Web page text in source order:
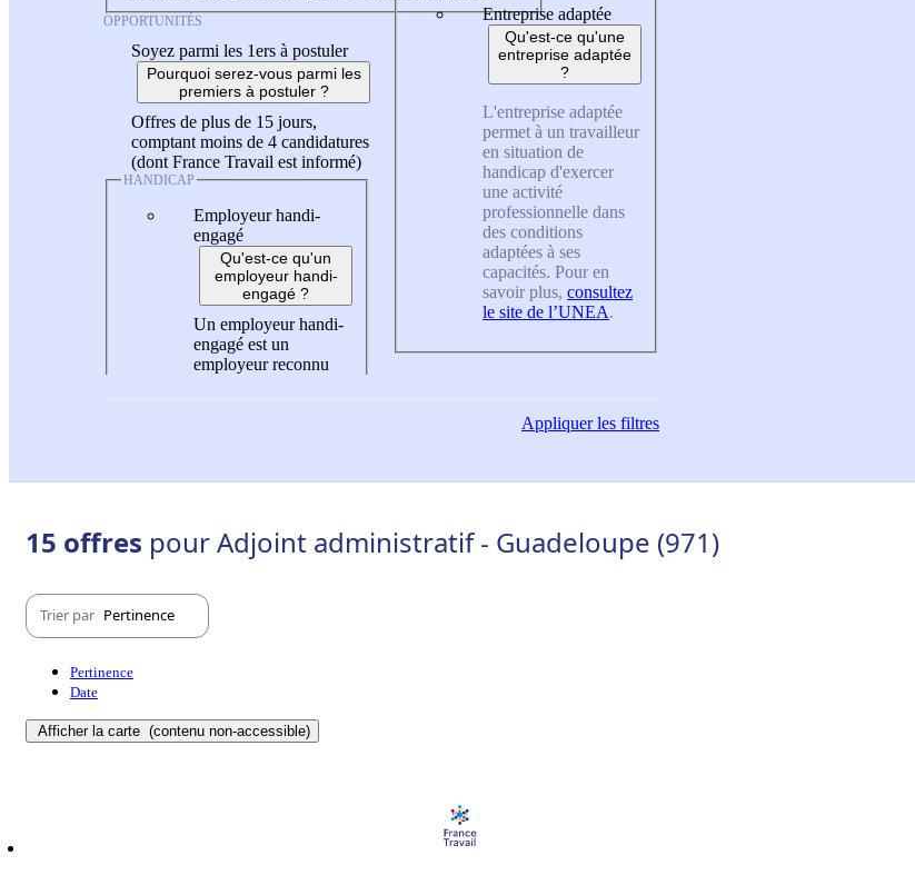
OPPORTUNITÉS
Soyez parmi les 1ers à postuler
Pourquoi serez-vous parmi les
premiers à postuler ?
Offres de plus de 15 jours,
comptant moins de 4 candidatures
(dont France Travail est informé)
HANDICAP
Employeur handi-
engagé
Qu'est-ce qu'un
employeur handi-
engagé ?
Un employeur handi-
engagé est un
employeur reconnu
Entreprise adaptée
Qu'est-ce qu'une
entreprise adaptée
?
L'entreprise adaptée
permet à un travailleur
en situation de
handicap d'exercer
une activité
professionnelle dans
des conditions
adaptées à ses
capacités. Pour en
savoir plus, consultez
le site de l’UNEA.
Appliquerles filtres
15 offres pour Adjoint administratif - Guadeloupe (971)
Trier par Pertinence
Pertinence
Date
Afficher la carte (contenu non-accessible)